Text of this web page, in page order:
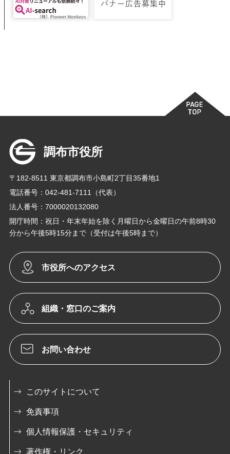
調布市役所
〒182-8511 東京都調布市小島町2丁目35番地1
電話番号：042-481-7111（代表）
法人番号：7000020132080
開庁時間：祝日・年末年始を除く月曜日から金曜日の午前8時30
分から午後5時15分まで（受付は午後5時まで）
市役所へのアクセス
組織・窓口のご案内
お問い合わせ
このサイトについて
免責事項
個人情報保護・セキュリティ
著作権・リンク